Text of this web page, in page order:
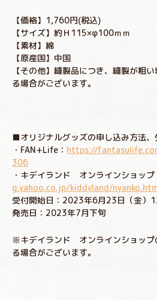
【価格】1,760円(税込)
【サイズ】約Ｈ115×φ100ｍｍ
【素材】綿
【原産国】中国
【その他】縫製品につき、縫製が粗
る場合がございます。
■オリジナルグッズの申し込み方法、
・FAN+Life： https://
306
・キデイランド オンラインショップ
g.yahoo.co.jp/kiddyland/
受付開始日：2023年6月23日（金）
発売日：2023年7月下旬
※キデイランド オンラインショップ
る場合がございます。